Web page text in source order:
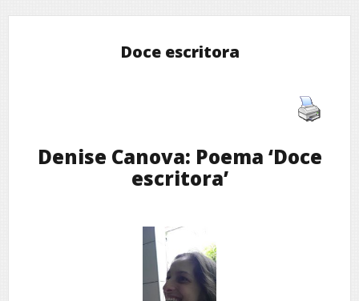
Doce escritora
Denise Canova: Poema ‘Doce
escritora’